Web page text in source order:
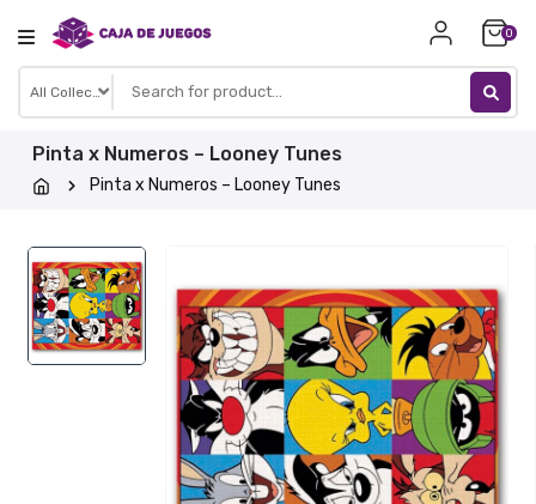
content
0
Pinta x Numeros – Looney Tunes
Pinta x Numeros – Looney Tunes